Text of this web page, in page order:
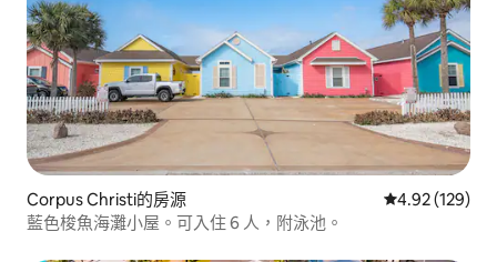
Corpus Christi的房源 從 129 則評價
4.92 (129)
藍色梭魚海灘小屋。可入住 6 人，附泳池。